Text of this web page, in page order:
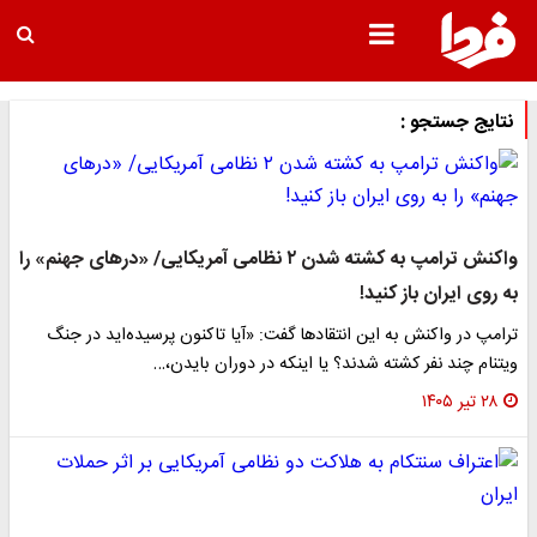
نتایج جستجو :
واکنش ترامپ به کشته شدن ۲ نظامی آمریکایی/ «درهای جهنم» را
به روی ایران باز کنید!
ترامپ در واکنش به این انتقادها گفت: «آیا تاکنون پرسیده‌اید در جنگ
ویتنام چند نفر کشته شدند؟ یا اینکه در دوران بایدن،…
۲۸ تیر ۱۴۰۵